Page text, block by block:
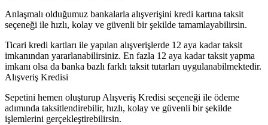
Anlaşmalı olduğumuz bankalarla alışverişini kredi kartına taksit
seçeneği ile hızlı, kolay ve güvenli bir şekilde tamamlayabilirsin.
Ticari kredi kartları ile yapılan alışverişlerde 12 aya kadar taksit
imkanından yararlanabilirsiniz. En fazla 12 aya kadar taksit yapma
imkanı olsa da banka bazlı farklı taksit tutarları uygulanabilmektedir.
Alışveriş Kredisi
Sepetini hemen oluşturup Alışveriş Kredisi seçeneği ile ödeme
adımında taksitlendirebilir, hızlı, kolay ve güvenli bir şekilde
işlemlerini gerçekleştirebilirsin.